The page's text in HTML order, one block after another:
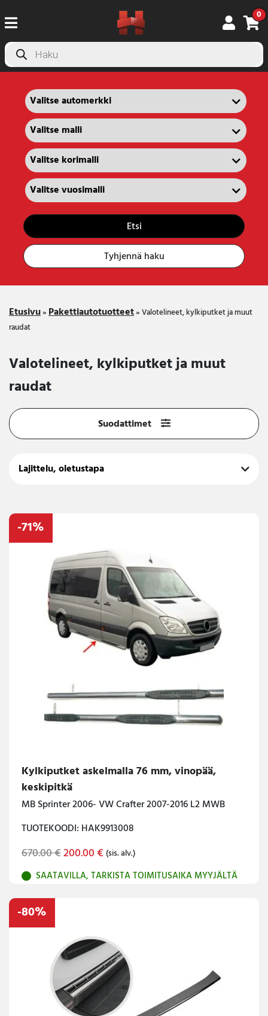
0
Products
search
Tyhjennä haku
Etsi
Etusivu»Pakettiautotuotteet»Valotelineet, kylkiputket ja muut
raudat
Valotelineet, kylkiputket ja muut
raudat
Suodattimet
-71%
Kylkiputket askelmalla 76 mm, vinopää,
keskipitkä
MB Sprinter 2006- VW Crafter 2007-2016 L2 MWB
TUOTEKOODI: HAK9913008
670.00€Original
was:
200.00€Current
is:
(sis. alv.)
SAATAVILLA, TARKISTA TOIMITUSAIKA MYYJÄLTÄ
-80%